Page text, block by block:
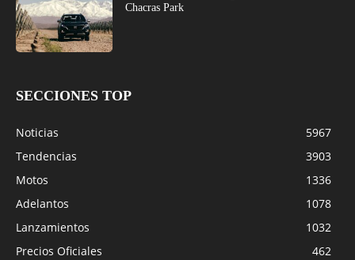
Chacras Park
SECCIONES TOP
Noticias
5967
Tendencias
3903
Motos
1336
Adelantos
1078
Lanzamientos
1032
Precios Oficiales
462